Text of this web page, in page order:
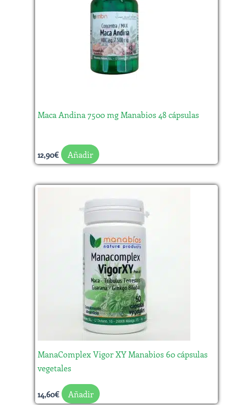
Maca Andina 7500 mg Manabios 48 cápsulas
12,90€ Añadir
ManaComplex Vigor XY Manabios 60 cápsulas
vegetales
14,60€ Añadir